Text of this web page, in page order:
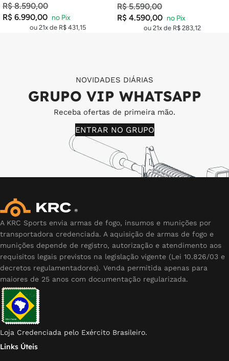
R$8.590,00
R$ 6.990,00
ou 21x de R$431,15
R$5.590,00
R$ 4.590,00
ou 21x de R$283,12
NOVIDADES DIÁRIAS
GRUPO VIP WHATSAPP
Receba ofertas de primeira mão.
ENTRAR NO GRUPO
A KRC Sports envia armas de fogo, insumos e munições por
transportadora credenciada. A aquisição de armas de fogo e
munições depende de registro, autorização e atendimento aos
requisitos legais previstos na legislação vigente (Lei 10.826/03 e
decretos regulamentadores). Venda permitida apenas para
maiores de 25 anos com documentação regularizada.
Loja Credenciada pelo Exército Brasileiro.
Links Úteis